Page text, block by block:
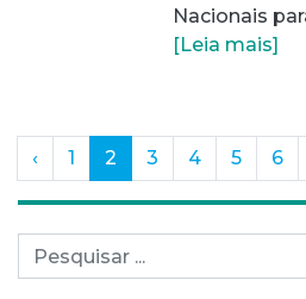
Nacionais
[Leia mais]
‹ 1 2 (current)
3 4 5 6
Pesquisar por: